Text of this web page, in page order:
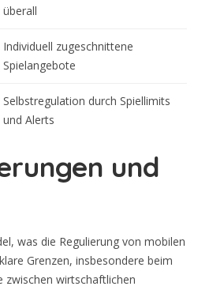
überall
Individuell zugeschnittene
Spielangebote
Selbstregulation durch Spiellimits
und Alerts
und
was die Regulierung von mobilen
Grenzen, insbesondere beim
zwischen wirtschaftlichen